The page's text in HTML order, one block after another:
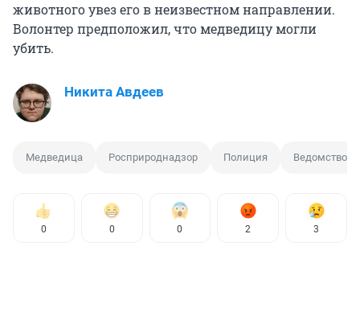
животного увез его в неизвестном направлении.
Волонтер предположил, что медведицу могли
убить.
Никита Авдеев
Медведица Росприроднадзор Полиция Ведомство
0 0 0 2 3